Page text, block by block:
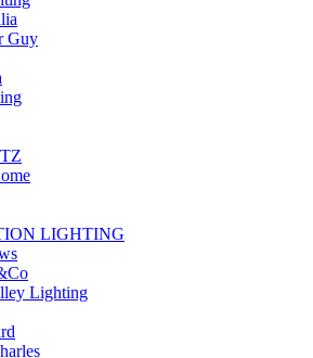
Guy
LIGHTING
Lighting